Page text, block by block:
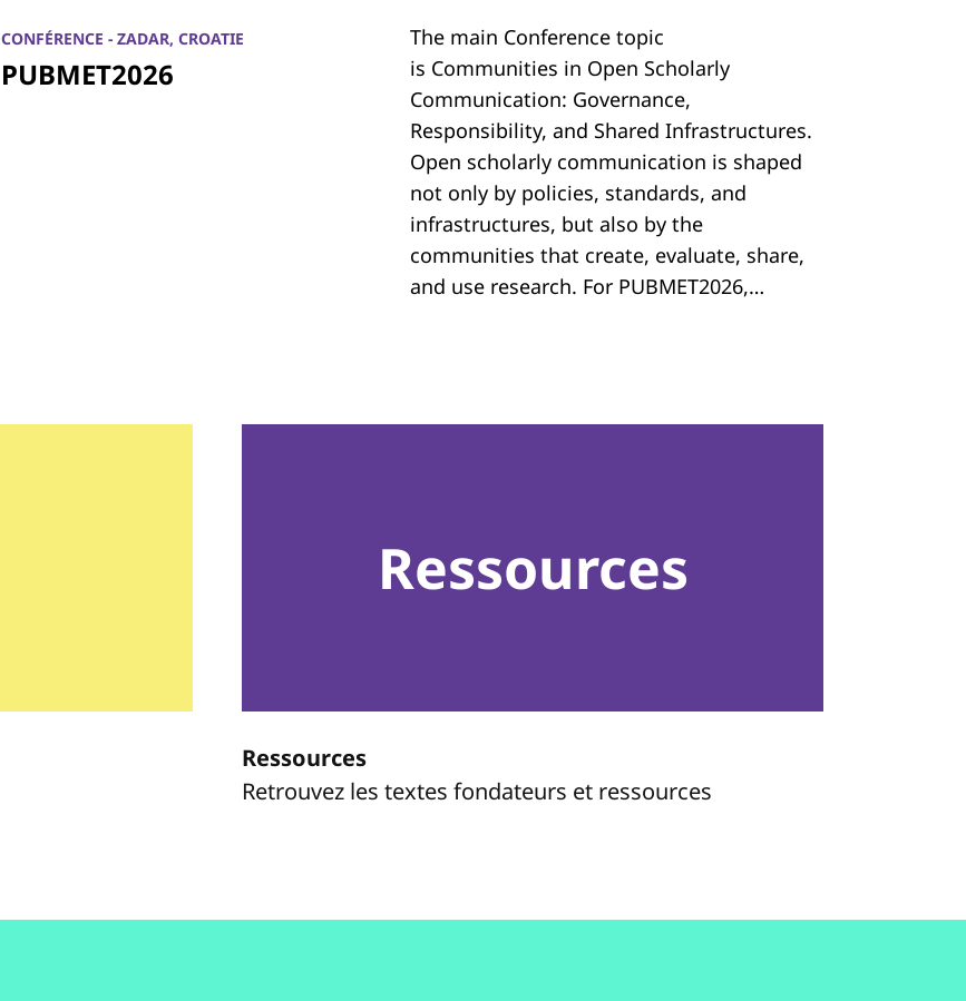
CONFÉRENCE - ZADAR, CROATIE
PUBMET2026
The main Conference topic
is Communities in Open Scholarly
Communication: Governance,
Responsibility, and Shared Infrastructures.
Open scholarly communication is shaped
not only by policies, standards, and
infrastructures, but also by the
communities that create, evaluate, share,
and use research. For PUBMET2026,…
Ressources
Ressources
Retrouvez les textes fondateurs et ressources